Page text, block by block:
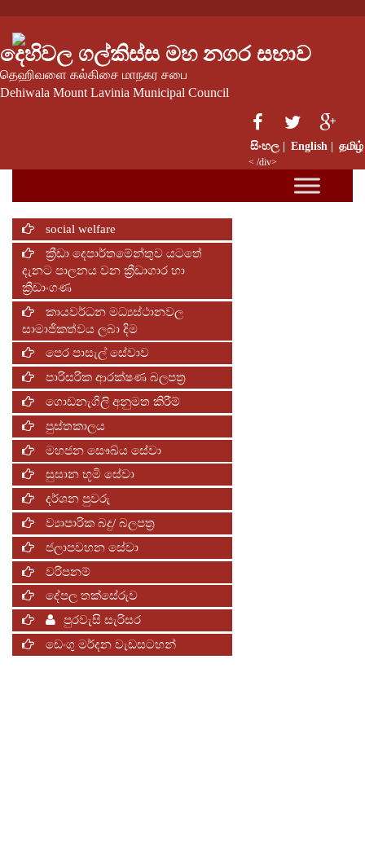
දෙහිවල ගල්කිස්ස මහ නගර සභාව
தெஹிவளை கல்கிசை மாநகர சபை
Dehiwala Mount Lavinia Municipal Council
සිංහල | English | தமிழ்
< /div>
social welfare
ක්‍රීඩා දෙපාර්තමේන්තුව යටතේ
දැනට පාලනය වන ක්‍රීඩාගාර හා
ක්‍රීඩාංගණ
කායවර්ධන මධ්‍යස්ථානවල
සාමාජිකත්වය ලබා දිම
පෙර පාසැල් සේවාව
පාරිසරික ආරක්ෂණ බලපත්‍ර
ගොඩනැගිලි අනුමත කිරීම්
පුස්තකාලය
මහජන සෞඛ්ය සේවා
සුසාන භූමි සේවා
දර්ශන පුවරු
ව්‍යාපාරික බදු/ බලපත්‍ර
ජලාපවහන සේවා
වරිපනම්
දේපල තක්සේරුව
පුරවැසි සැරිසර
ඩෙංගු මර්දන වැඩසටහන්